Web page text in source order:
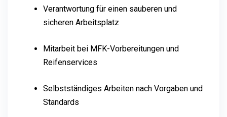
Verantwortung für einen sauberen und
sicheren Arbeitsplatz
Mitarbeit bei MFK-Vorbereitungen und
Reifenservices
Selbstständiges Arbeiten nach Vorgaben und
Standards